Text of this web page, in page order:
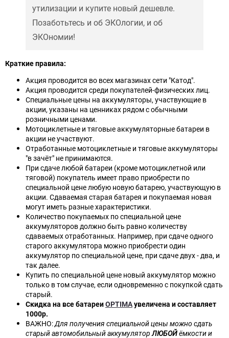
утилизации и купите новый дешевле.
Позаботьтесь и об ЭКОлогии, и об
ЭКОномии!
Краткие правила:
Акция проводится во всех магазинах сети "Катод".
Акция проводится среди покупателей-физических лиц.
Специальные цены на аккумуляторы, участвующие в
акции, указаны на ценниках рядом с обычными
розничными ценами.
Мотоциклетные и тяговые аккумуляторные батареи в
акции не участвуют.
Отработанные мотоциклетные и тяговые аккумуляторы
"в зачёт" не принимаются.
При сдаче любой батареи (кроме мотоциклетной или
тяговой) покупатель имеет право приобрести по
специальной цене любую новую батарею, участвующую в
акции. Сдаваемая старая батарея и покупаемая новая
могут иметь разные характеристики.
Количество покупаемых по специальной цене
аккумуляторов должно быть равно количеству
сдаваемых отработанных. Например, при сдаче одного
старого аккумулятора можно приобрести один
аккумулятор по специальной цене, при сдаче двух - два, и
так далее.
Купить по специальной цене новый аккумулятор можно
только в том случае, если одновременно с покупкой сдать
старый.
Скидка на все батареиOPTIMAувеличена и составляет
1000р.
ВАЖНО:Для получения специальной цены можно сдать
старый автомобильный аккумуляторЛЮБОЙёмкости и